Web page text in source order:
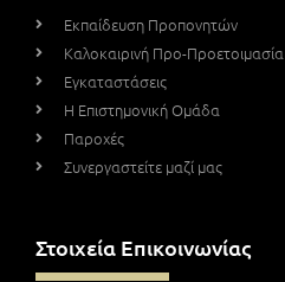
Εκπαίδευση Προπονητών
Καλοκαιρινή Προ-Προετοιμασία
Εγκαταστάσεις
Η Επιστημονική Ομάδα
Παροχές
Συνεργαστείτε μαζί μας
Στοιχεία Επικοινωνίας